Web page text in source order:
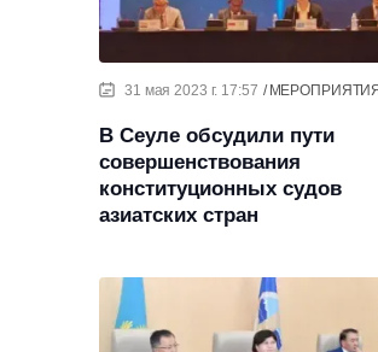
31 мая 2023 г. 17:57 МЕРОПРИЯТИЯ
В Сеуле обсудили пути
совершенствования
конституционных судов
азиатских стран